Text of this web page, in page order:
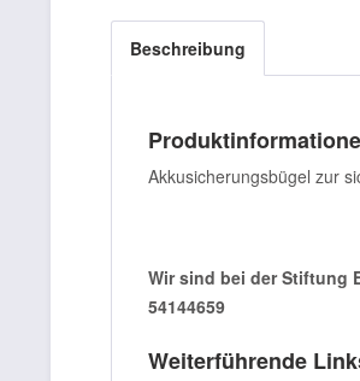
Beschreibung
Akkusicherungsbügel zur
Wir sind bei der Stiftung
54144659
Weiterführende